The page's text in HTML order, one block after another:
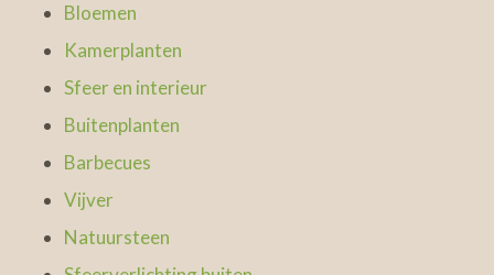
Bloemen
Kamerplanten
Sfeer en interieur
Buitenplanten
Barbecues
Vijver
Natuursteen